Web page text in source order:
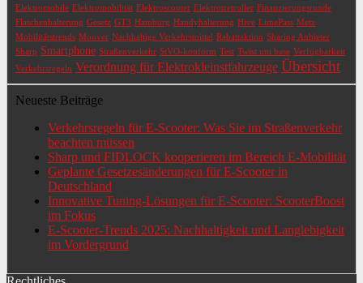
Elektromobile Elektromobilität Elektroscooter Elektrotretroller Finanzierungsrunde
Flaschenhalterung Gesetz GT3 Hamburg Handyhalterung Hive LimePass Metz
Mobilitätstrends Moover Nachhaltige Verkehrsmittel Rabattaktion Sharing Anbieter
Sharp Smartphone Straßenverkehr StVO-konform Test Twist uni base Verfügbarkeit
Verkehrsregeln Verordnung für Elektrokleinstfahrzeuge Übersicht
Neueste Beiträge
Verkehrsregeln für E-Scooter: Was Sie im Straßenverkehr
beachten müssen
Sharp und FIDLOCK kooperieren im Bereich E-Mobilität
Geplante Gesetzesänderungen für E-Scooter in
Deutschland
Innovative Tuning-Lösungen für E-Scooter: ScooterBoost
im Fokus
E-Scooter-Trends 2025: Nachhaltigkeit und Langlebigkeit
im Vordergrund